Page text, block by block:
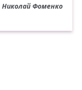
Николай Фоменко